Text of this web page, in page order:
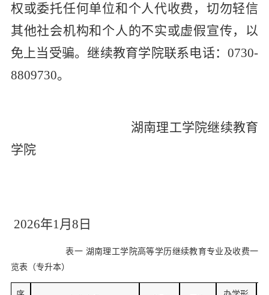
权或委托任何单位和个人代收费，切勿轻信
其他社会机构和个人的不实或虚假宣传，以
免上当受骗。继续教育学院联系电话：0730-
8809730。
湖南理工学院继续教育
学院
2026年1 月 8 日
表一 湖南理工学院高等学历继续教育专业及收费一
览表（专升本）